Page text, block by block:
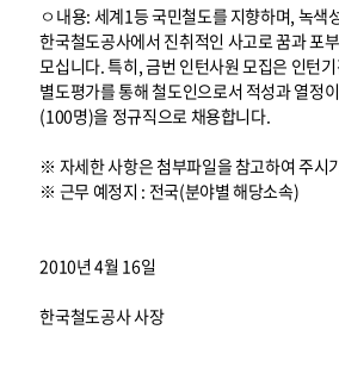
ㅇ내용: 세계1등 국민철도를 지향하며, 녹색
한국철도공사에서 진취적인 사고로 꿈과 포
모십니다. 특히, 금번 인턴사원 모집은 인턴
별도평가를 통해 철도인으로서 적성과 열정
(100명)을 정규직으로 채용합니다.
※ 자세한 사항은 첨부파일을 참고하여 주시
※ 근무 예정지 : 전국(분야별 해당소속)
2010년 4월 16일
한국철도공사 사장